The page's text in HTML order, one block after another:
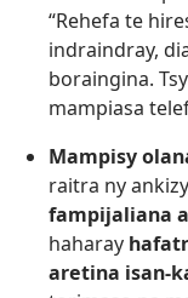
“Rehefa te
indraindray,
boraingina.
mampiasa
Mampisy
raitra ny
fampijaliana
haharay
aretina isan-